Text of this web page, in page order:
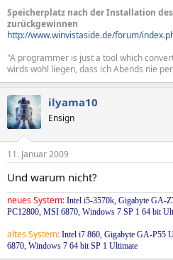
Speicherplatz nach der Installation
zurückgewinnen
http://www.winvistaside.de/forum/
"A programmer is just a tool which
wirds wohl liegen, dass ich Abends nie
ilyama10
Ensign
11. Januar 2009
Und warum nicht?
neues System: Intel i5-3570k, Gigabyte GA-
PC12800, MSI 6870, Windows 7 SP 1 64 bit
altes System: Intel i7 860, Gigabyte GA-P55
6870, Windows 7 64 bit SP 1 Ultimate